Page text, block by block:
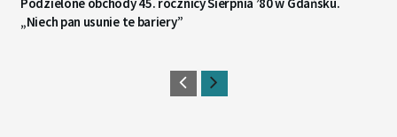
„Niech pan usunie te bariery”